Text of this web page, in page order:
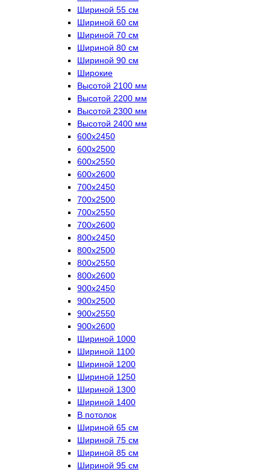
Шириной 55 см
Шириной 60 см
Шириной 70 см
Шириной 80 см
Шириной 90 см
Широкие
Высотой 2100 мм
Высотой 2200 мм
Высотой 2300 мм
Высотой 2400 мм
600х2450
600х2500
600х2550
600х2600
700х2450
700х2500
700х2550
700х2600
800х2450
800х2500
800х2550
800х2600
900х2450
900х2500
900х2550
900х2600
Шириной 1000
Шириной 1100
Шириной 1200
Шириной 1250
Шириной 1300
Шириной 1400
В потолок
Шириной 65 см
Шириной 75 см
Шириной 85 см
Шириной 95 см